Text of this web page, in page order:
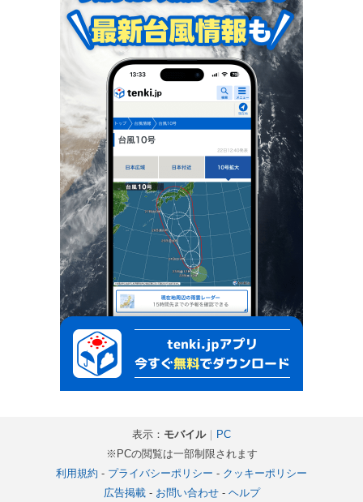
表示： モバイル｜ PC
※PCの閲覧は一部制限されます
利用規約 - プライバシーポリシー - クッキーポリシー
広告掲載- お問い合わせ- ヘルプ